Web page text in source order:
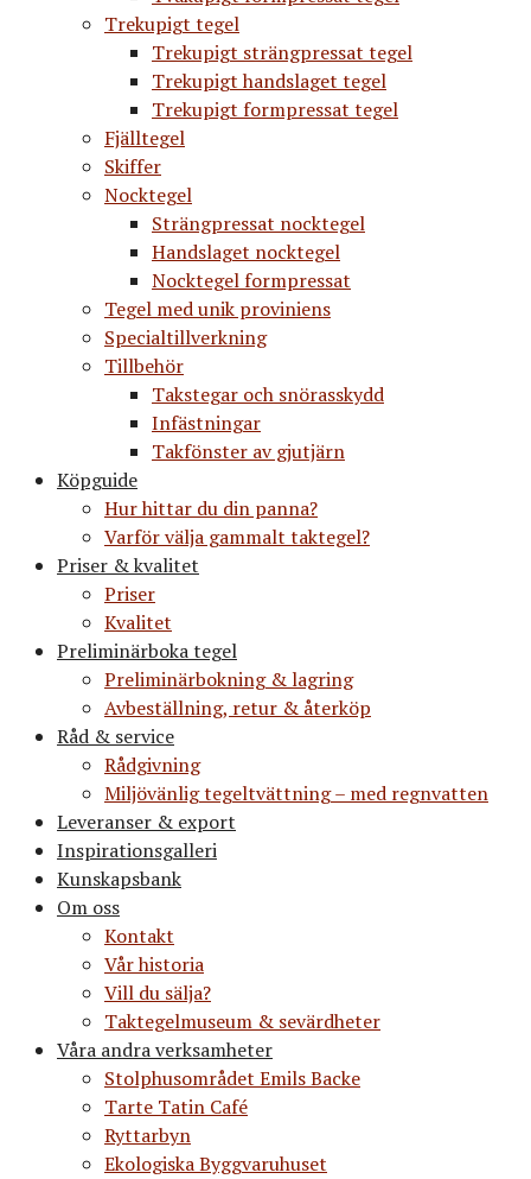
Trekupigt tegel
Trekupigt strängpressat tegel
Trekupigt handslaget tegel
Trekupigt formpressat tegel
Fjälltegel
Skiffer
Nocktegel
Strängpressat nocktegel
Handslaget nocktegel
Nocktegel formpressat
Tegel med unik proviniens
Specialtillverkning
Tillbehör
Takstegar och snörasskydd
Infästningar
Takfönster av gjutjärn
Köpguide
Hur hittar du din panna?
Varför välja gammalt taktegel?
Priser & kvalitet
Priser
Kvalitet
Preliminärboka tegel
Preliminärbokning & lagring
Avbeställning, retur & återköp
Råd & service
Rådgivning
Miljövänlig tegeltvättning – med regnvatten
Leveranser & export
Inspirationsgalleri
Kunskapsbank
Om oss
Kontakt
Vår historia
Vill du sälja?
Taktegelmuseum & sevärdheter
Våra andra verksamheter
Stolphusområdet Emils Backe
Tarte Tatin Café
Ryttarbyn
Ekologiska Byggvaruhuset